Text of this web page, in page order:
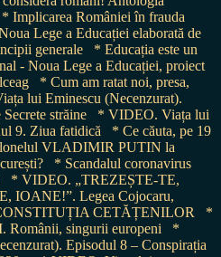
* Implicarea României în frauda
Lege a Educației elaborată de
generale
* Educația este un
- Noua Lege a Educației, proiect
* Cum am ratat noi, presa,
lui Eminescu (Necenzurat).
străine
* VIDEO. Viața lui
9. Ziua fatidică
* Ce căuta, pe 19
VLADIMIR PUTIN la
* Scandalul coronavirus
* VIDEO. „TREZEȘTE-TE,
IOANE!”. Legea Cojocaru,
CETĂȚENILOR
*
singurii europeni
*
Episodul 8 – Conspirația